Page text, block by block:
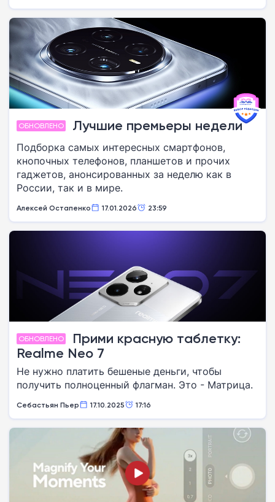
ОБНОВЛЕНО Лучшие премьеры недели
Подборка самых интересных смартфонов,
кнопочных телефонов, планшетов и прочих
гаджетов, анонсированных за неделю как в
России, так и в мире.
Алексей Остапенко 17.01.2026 23:59
ОБНОВЛЕНО
Прими красную таблетку:
Realme Neo 7
Не нужно платить бешеные деньги, чтобы
получить полноценный флагман. Это - Матрица.
Себастьян Пьер 17.10.2025 17:16